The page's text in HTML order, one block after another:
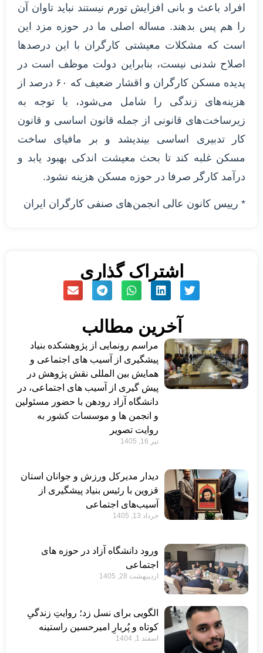
افراد باعث و بانی افزایش تورم نیستند نباید تاوان آن
را هم پس بدهند. مساله اصلی ما در حوزه مزد این
است که مشکلات معیشتی کارگران با این درصدها
اصلاح شدنی نیست، بنابراین دولت موظف است در
پدیده مسکن کارگران و اقشار ضعیف که ۶۰ درصد از
هزینه‌های زندگی را شامل می‌شود، با توجه به
زیرساخت‌های قانونی از جمله قانون اساسی و قانون
کار تدبیری اساسی بیندیشد و بر مافیای ساخت
مسکن غلبه کند تا بحث معیشت اندکی بهبود یابد و
درآمد کارگر صرفا در حوزه مسکن هزینه نشود.
* رییس کانون عالی انجمن‌های صنفی کارگران ایران
اشتراک گذاری
آخرین مطالب
مراسم رونمایی از پژوهشکده بنیاد
پیشگیری از آسیب های اجتماعی و
همایش بین المللی نقش پژوهش در
پیش گیری از آسیب های اجتماعی، در
دانشگاه آزاد رودهن با حضور مسئولین
و انجمن ها و موسسات کشور به
روایت تصویر
تیر 16, 1405
دیدار مدیرکل ورزش و جوانان استان
قزوین با رئیس بنیاد پیشگیری از
آسیب‌های اجتماعی
خرداد 13, 1405
ورود دانشگاه آزاد در حوزه های
اجتماعی
اردیبهشت 28, 1405
الگویی برای نسل زد؛ روایتِ زندگیِ
کوتاه و پُربارِ امیرحسین راستینه
اسفند 1, 1404